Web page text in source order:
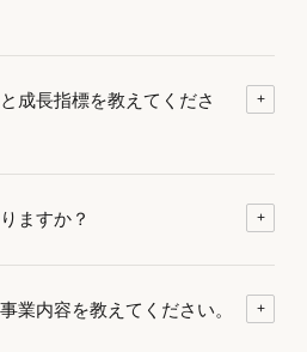
成長指標を教えてくださ
+
ますか？ +
業内容を教えてください。 +